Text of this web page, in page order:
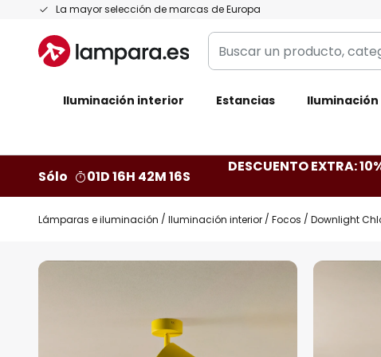
La mayor selección de marcas de Europa
Ir
contenido
Buscar
un
categoría,
Iluminación interior Estancias
Sólo 01D 16H 42M 15S
DESCUENTO EXTRA:
Lámparas e iluminación Iluminación interior Focos Downlight
Saltar